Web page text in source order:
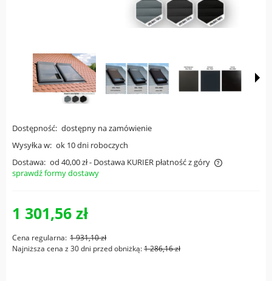
Dostępność: dostępny na zamówienie
Wysyłka w: ok 10 dni roboczych
Dostawa: od 40,00 zł- Dostawa KURIER płatność z góry
Cena nie zawiera ewentualnych kosztów płatności
sprawdź formy dostawy
1 301,56 zł
Cena regularna: 1 931,10 zł
Najniższa cena z 30 dni przed obniżką:1 286,16 zł